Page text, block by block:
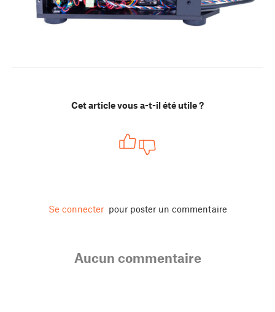
Cet article vous a-t-il été utile ?
Se connecter pour poster un commentaire
Aucun commentaire